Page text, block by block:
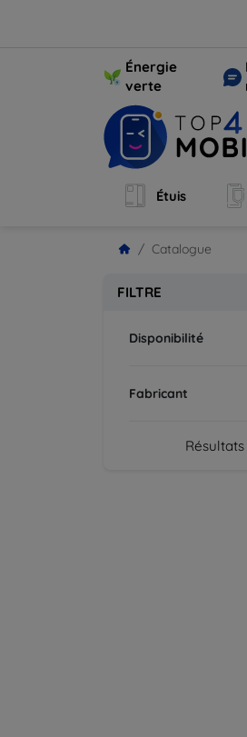
Énergie
verte
Étuis
Catalogue
FILTRE
Disponibilité
Fabricant
Résultats